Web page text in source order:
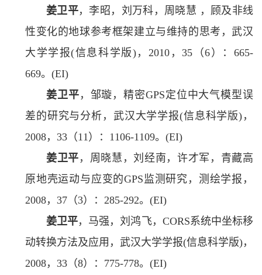
姜卫平，李昭，刘万科，周晓慧 ，顾及非线
性变化的地球参考框架建立与维持的思考，武汉
大学学报(信息科学版)，2010，35（6）：665-
669。(EI)
姜卫平 ，邹璇，精密GPS定位中大气模型误
差的研究与分析，武汉大学学报(信息科学版)，
2008，33（11）：1106-1109。(EI)
姜卫平 ，周晓慧，刘经南，许才军，青藏高
原地壳运动与应变的GPS监测研究，测绘学报，
2008，37（3）：285-292。(EI)
姜卫平，马强，刘鸿飞，CORS系统中坐标移
动转换方法及应用，武汉大学学报(信息科学版)，
2008，33（8）：775-778。(EI)